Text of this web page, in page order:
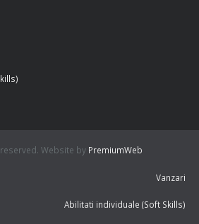
Website by PremiumWeb
Vanzari
Abilitati individuale (Soft Skills)